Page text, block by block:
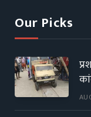
Our Picks